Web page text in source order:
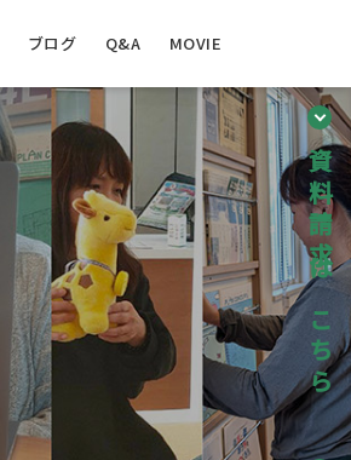
ブログ Q&A MOVIE
資料請求はこちら